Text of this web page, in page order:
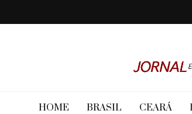
HOME BRASIL CEARÁ